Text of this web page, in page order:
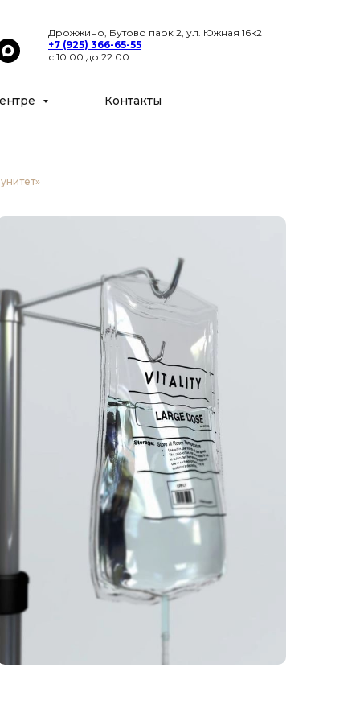
Дрожжино, Бутово парк 2, ул. Южная 16к2
+7 (925) 366-65-55
с 10:00 до 22:00
Контакты